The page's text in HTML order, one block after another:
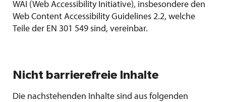
WAI (Web Accessibility Initiative), insbesondere den
Web Content Accessibility Guidelines 2.2, welche
Teile der EN 301 549 sind, vereinbar.
Nicht barrierefreie Inhalte
Die nachstehenden Inhalte sind aus folgenden